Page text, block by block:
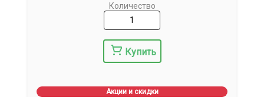
Количество
Купить
Акции и скидки